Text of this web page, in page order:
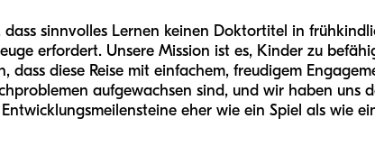
dass sinnvolles Lernen keinen Doktortitel in
erfordert. Unsere Mission ist es, Kinder zu
dass diese Reise mit einfachem, freudigem
aufgewachsen sind, und wir haben uns
eher wie ein Spiel als wie